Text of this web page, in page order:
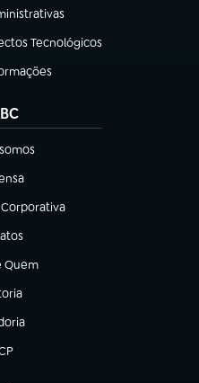
aba)
Tecnológicos
aba)
nova aba)
nova aba)
aba)
nova aba)
Quem
nova aba)
em nova aba)
nova aba)
em nova aba)